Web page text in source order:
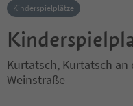
Kinderspielplätze
Kurtatsch, Kurtatsch
Weinstraße